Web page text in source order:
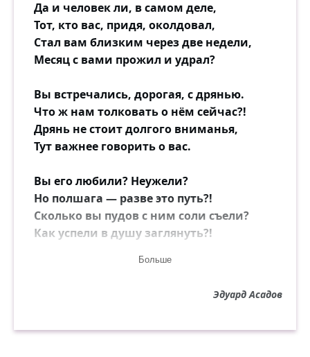
Да и человек ли, в самом деле,
Тот, кто вас, придя, околдовал,
Стал вам близким через две недели,
Месяц с вами прожил и удрал?
Вы встречались, дорогая, с дрянью.
Что ж нам толковать о нём сейчас?!
Дрянь не стоит долгого вниманья,
Тут важнее говорить о вас.
Вы его любили? Неужели?
Но полшага — разве это путь?!
Сколько вы пудов с ним соли съели?
Как успели в душу заглянуть?!
Что вы знали, ведали о нём?
Комплимент, цветы, по моде брюки —
Больше
Эдуард Асадов